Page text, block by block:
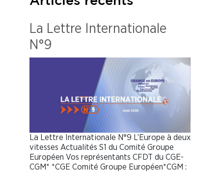
La Lettre Internationale
N°9
La Lettre Internationale N°9 L’Europe à deux
vitesses Actualités S1 du Comité Groupe
Européen Vos représentants CFDT du CGE-
CGM* *CGE Comité Groupe Européen*CGM :